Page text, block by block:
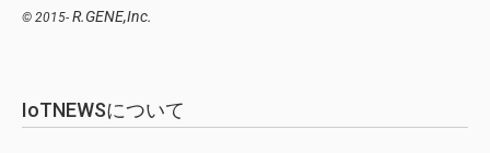
© 2015- R.GENE,Inc.
IoTNEWSについて